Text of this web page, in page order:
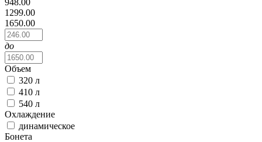
948.00
1299.00
1650.00
до
Объем
320 л
410 л
540 л
Охлаждение
динамическое
Бонета